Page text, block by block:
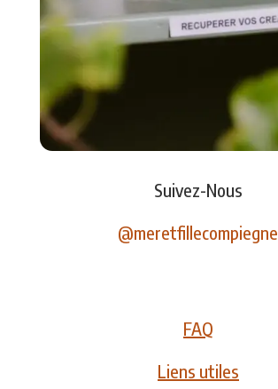
Suivez-Nous
@meretfillecompiegne
FAQ
Liens utiles